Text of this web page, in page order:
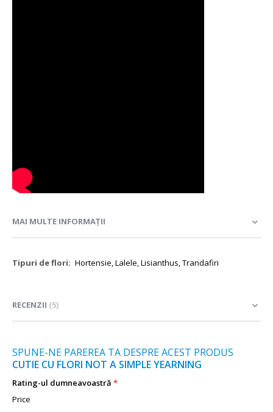
MAI MULTE INFORMAȚII
Mai
Hortensie, Lalele, Lisianthus, Trandafiri
RECENZII 5
SPUNE-NE PAREREA TA DESPRE ACEST PRODUS
CUTIE CU FLORI NOT A SIMPLE YEARNING
Rating-ul dumneavoastră
Price